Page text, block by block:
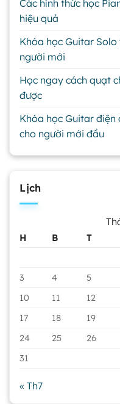
Các hình thức học
hiệu quả
Khóa học Guitar
người mới
Học ngay cách quạt
được
Khóa học Guitar điện
cho người mới đầu
Lịch
H B T
3
4 5
10
11 12
17
18 19
24
25 26
31
« Th7